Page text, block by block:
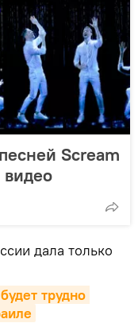
Scream
дала только
трудно